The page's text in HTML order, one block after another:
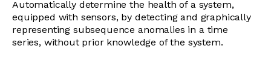
Automatically determine the health of a system,
equipped with sensors, by detecting and graphically
representing subsequence anomalies in a time
series, without prior knowledge of the system.